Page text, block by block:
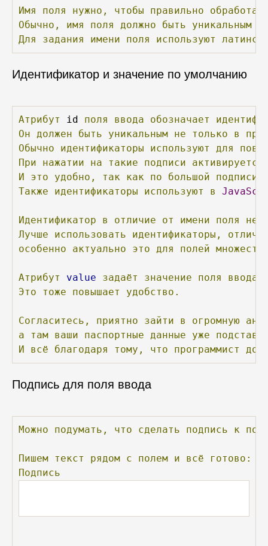
Имя поля нужно, чтобы правильно
Обычно,
имя поля должно быть уникальным
Для
задания имени поля используют
Идентификатор и значение по умолчанию
Атрибут id поля ввода обозначает
Он
должен быть уникальным не только в
Обычно
идентификаторы используют для
При
нажатии на такие подписи
активируется
И
это удобно, так как по большой подписи
Также
идентификаторы используют в
Идентификатор в отличие от имени поля не
Лучше
использовать идентификаторы,
особенно
актуально это для полей
Атрибут value задаёт значение поля ввода
Это
тоже повышает удобство.
Согласитесь, приятно зайти в огромную
а
там ваши паспортные данные уже
И
всё благодаря тому, что программист
Подпись для поля ввода
Можно подумать, что сделать подпись к
Пишем текст рядом с полем и всё
готово:
Подпись